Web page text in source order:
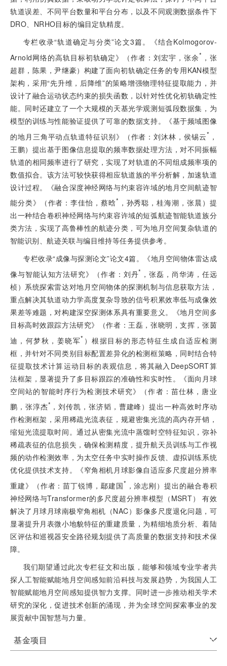
轨道误差、不同平台数量和平台分布，以及不同观测数据条件下
DRO、NRHO目标的编目定轨精度。
专栏收录“轨道确定与分类”论文3篇。《结合Kolmogorov-
Arnold网络的高轨目标初轨确定》（作者：刘宏宇，张余* ，张
超群，陈果，尹继豪）构建了面向初轨确定任务的专用KAN模型
架构，采用“先升维，后降维”的策略增强物理特征提取能力，并
设计了融合运动状态约束的损失函数，以针对性优化初轨确定性
能。同时还建立了一个大规模的天基光学观测短弧段数据集，为
模型的训练与性能验证提供了可靠的数据支持。《基于频域图像
的地月三角平动点轨道特征识别》（作者：刘沐林，侯锡云* ，
王鹏）提出基于图像信息提取的频率数据处理方法，对不同振幅
轨道的相同频率进行了研究，实现了对轨道的不同组成频率项的
数值拟合。该方法可较快获得相应轨道族的半分析解，加速轨道
设计过程。《融合深度神经网络与约束容许域的地月空间航迹智
能分类》（作者：李佳怡，蔡晗* ，孙秀聪，桂海潮，张晨）提
出一种结合卷积神经网络与约束容许域的短弧航迹智能轨道族分
类方法，实现了高鲁棒性的航迹分类，可为地月空间复杂轨道的
智能识别、航迹关联与编目维持等任务提供参考。
专栏收录“成像与探测论文”论文4篇。《地月空间物体雷达成
像与智能认知方法研究》（作者：刘丹* ，张磊，尚华涛，任远
桢）系统探索雷达对地月空间物体的探测机制与信息获取方法，
重点解决其轨道动力学高度复杂导致的信号积累效率低与成像效
果差等难题，对构建深空探测体系具有重要意义。《地月空间多
目标高时效跟踪方法研究》（作者：王磊，张晓明，支挥，张茵
迪，何梦秋，姜晓军* ）根据目标的形态特征生成自适应检测
框，并针对不同类别目标配置差异化的检测框策略，同时结合特
征提取技术计算运动目标的表观信息，将其融入DeepSORT算
法框架，显著提升了多目标跟踪的准确性和实时性。《面向月球
空间站的智能时序行为检测技术研究》（作者：苗仕林，唐业
鹏，张淳杰* ，刘传凯，张济韬，曹建峰）提出一种高效时序动
作检测框架，采用稀疏光流表征，规避密集光流的高内存开销，
缩短光流提取时间。通过从密集光流中蒸馏时空特征知识，弥补
稀疏表征的信息损失，确保检测精度，提升航天员训练与工作视
频的动作检测效率，为太空任务中实时操作反馈、虚拟训练系统
优化提供技术支持。《窄角相机月球影像自适应多尺度超分辨率
重建》（作者：苗丁锐博，鄢建国* ，涂志刚）提出的融合卷积
神经网络与Transformer的多尺度超分辨率模型（MSRT） 有效
解决了月球月球南极窄角相机（NAC）影像多尺度退化问题，可
显著提升月表微小地貌特征的重建质量，为精细地质分析、着陆
区评估和巡视器安全路径规划提供了高质量的数据支持和技术保
障。
我们期望通过此次专栏征文和出版，能够和领域专业学者共
探人工智能赋能地月空间感知前沿科技与发展趋势，为我国人工
智能赋能地月空间感知提供智力支撑。同时进一步推动相关学术
研究的深化，促进技术创新的涌现，并为全球空间探索事业的发
展贡献中国智慧与力量。
基金项目